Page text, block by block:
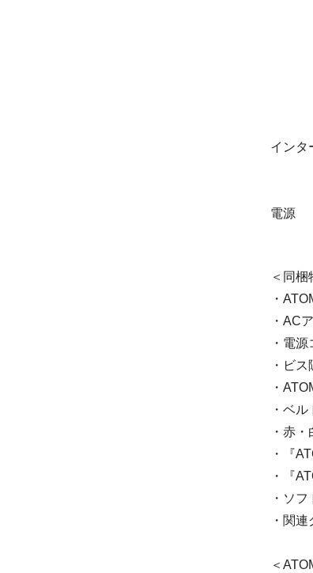
ス
ス
タ
6
タ
インタ
電源
内蔵
＜同梱
・
・AC
・電源
・ビ
・
・ベ
・赤
・『
・『
・ソ
・関
＜